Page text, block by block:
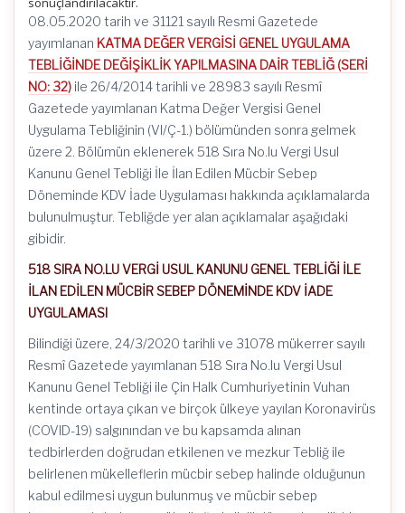
08.05.2020 tarih ve 31121 sayılı Resmi Gazetede
yayımlanan KATMA DEĞER VERGİSİ GENEL UYGULAMA
TEBLİĞİNDE DEĞİŞİKLİK YAPILMASINA DAİR TEBLİĞ (SERİ
NO: 32) ile 26/4/2014 tarihli ve 28983 sayılı Resmî
Gazetede yayımlanan Katma Değer Vergisi Genel
Uygulama Tebliğinin (VI/Ç-1.) bölümünden sonra gelmek
üzere 2. Bölümün eklenerek 518 Sıra No.lu Vergi Usul
Kanunu Genel Tebliği İle İlan Edilen Mücbir Sebep
Döneminde KDV İade Uygulaması hakkında açıklamalarda
bulunulmuştur. Tebliğde yer alan açıklamalar aşağıdaki
gibidir.
518 SIRA NO.LU VERGİ USUL KANUNU GENEL TEBLİĞİ İLE
İLAN EDİLEN MÜCBİR SEBEP DÖNEMİNDE KDV İADE
UYGULAMASI
Bilindiği üzere, 24/3/2020 tarihli ve 31078 mükerrer sayılı
Resmî Gazetede yayımlanan 518 Sıra No.lu Vergi Usul
Kanunu Genel Tebliği ile Çin Halk Cumhuriyetinin Vuhan
kentinde ortaya çıkan ve birçok ülkeye yayılan Koronavirüs
(COVID-19) salgınından ve bu kapsamda alınan
tedbirlerden doğrudan etkilenen ve mezkur Tebliğ ile
belirlenen mükelleflerin mücbir sebep halinde olduğunun
kabul edilmesi uygun bulunmuş ve mücbir sebep